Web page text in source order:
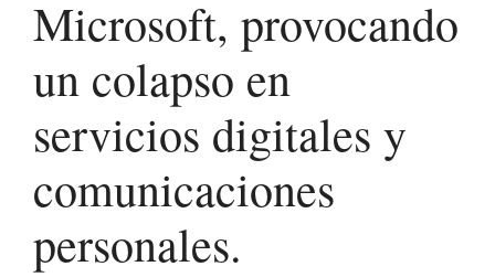
Microsoft, provocando
un colapso en
servicios digitales y
comunicaciones
personales.